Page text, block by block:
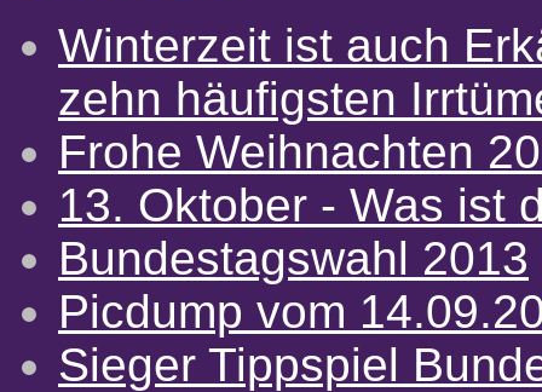
Winterzeit ist auch
zehn häufigsten
Frohe Weihnachten
13. Oktober - Was ist
Bundestagswahl 2013
Picdump vom
Sieger Tippspiel